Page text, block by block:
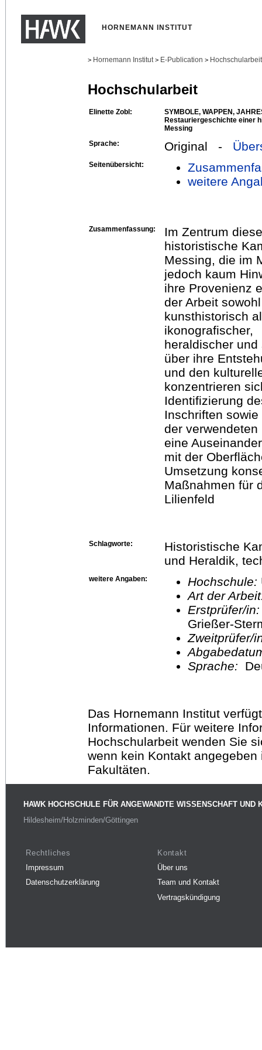
HORNEMANN INSTITUT
> Hornemann Institut > E-Publication >
Hochschularbeit
Elinette Zobl:
SYMBOLE, WAPPEN,
Restauriergeschichte einer
Messing
Sprache:
Original -
Seitenübersicht:
weitere
Zusammenfassung:
Im Zentrum
historistische
Messing, die im
jedoch kaum
ihre Provenienz
der Arbeit sowohl
kunsthistorisch
ikonografischer,
heraldischer
über ihre
und den
konzentrieren
Identifizierung
Inschriften
der
eine
mit der
Umsetzung
Maßnahmen für
Lilienfeld
Schlagworte:
Historistische
und Heraldik,
weitere Angaben: Hochschule:
Art der
Erstprüfer/
Grießer-
Sprache:
Das Hornemann Institut
Informationen. Für weitere
Hochschularbeit wenden Sie
wenn kein Kontakt
Fakultäten.
HAWK HOCHSCHULE FÜR ANGEWANDTE WISSENSCHAFT UND
Hildesheim/Holzminden/Göttingen
Rechtliches
Impressum
Datenschutzerklärung
Kontakt
Über uns
Team und Kontakt
Vertragskündigung